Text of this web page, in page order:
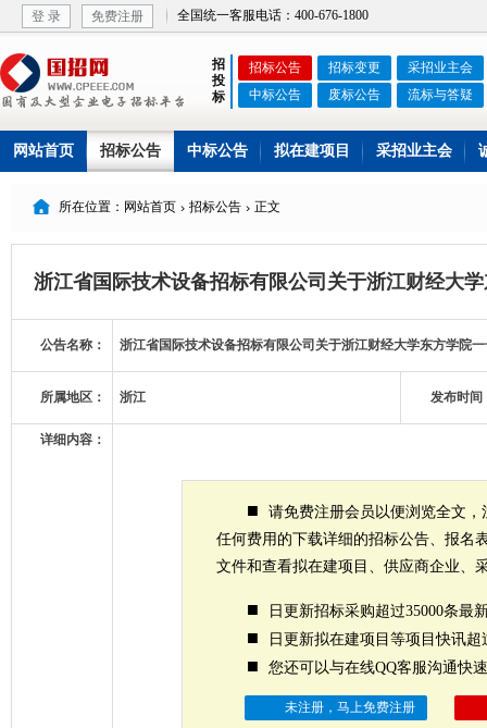
登 录 免费注册 全国统一客服电话：400-676-1800
招
投
标
招标公告 招标变更
采招业主会
中标公告
废标公告 流标与答疑
网站首页 招标公告 中标公告 拟在建项目 采招业主会
 所在位置：网站首页  招标公告  正文
浙江省国际技术设备招标有限公司关于浙江财经大
公告名称： 浙江省国际技术设备招标有限公司关于浙江财经大学东方学院一
所属地区： 浙江 发布时间
详细内容：
■
请免费注册会员以便浏览全文
任何费用的下载详细的招标公告、报名
文件和查看拟在建项目、供应商企业、
■ 日更新招标采购超过35000条最
■ 日更新拟在建项目等项目快讯超
■ 您还可以与在线QQ客服沟通快
未注册，马上免费注册